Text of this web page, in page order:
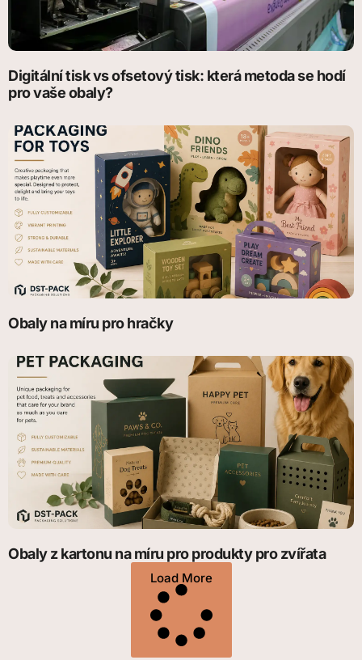
Digitální tisk vs ofsetový tisk: která metoda se hodí
pro vaše obaly?
Obaly na míru pro hračky
Obaly z kartonu na míru pro produkty pro zvířata
Load More